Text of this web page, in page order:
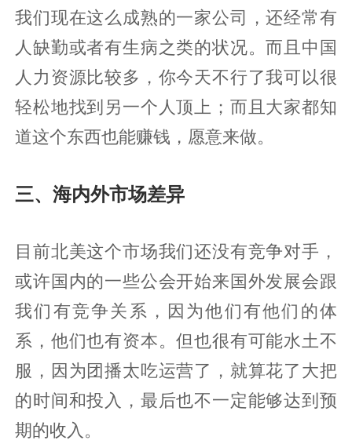
我们现在这么成熟的一家公司，还经常有
人缺勤或者有生病之类的状况。而且中国
人力资源比较多，你今天不行了我可以很
轻松地找到另一个人顶上；而且大家都知
道这个东西也能赚钱，愿意来做。
三、海内外市场差异
目前北美这个市场我们还没有竞争对手，
或许国内的一些公会开始来国外发展会跟
我们有竞争关系，因为他们有他们的体
系，他们也有资本。但也很有可能水土不
服，因为团播太吃运营了，就算花了大把
的时间和投入，最后也不一定能够达到预
期的收入。